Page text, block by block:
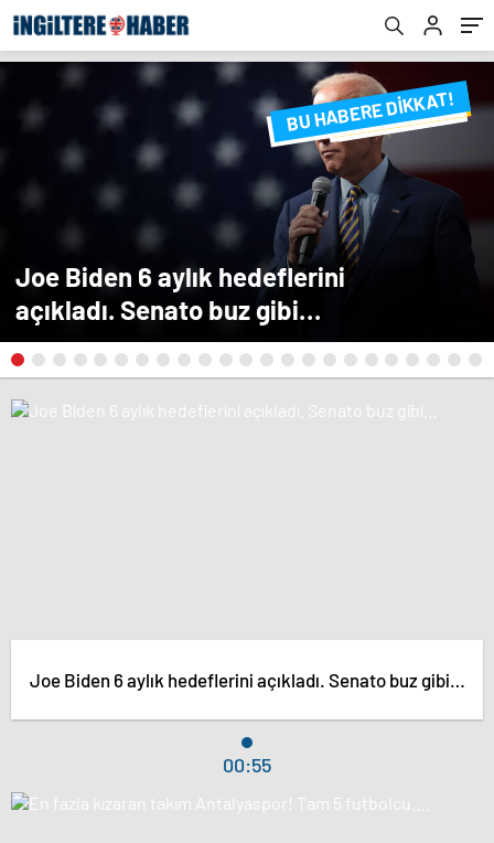
Joe Biden 6 aylık hedeflerini
açıkladı. Senato buz gibi…
SON DAKİKA
FLAŞ FLAŞ...
BU HABERE DİKKAT!
Joe Biden 6 aylık hedeflerini açıkladı. Senato buz gibi…
00:55